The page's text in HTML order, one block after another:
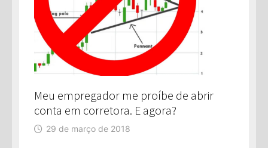
Meu empregador me proíbe de abrir
conta em corretora. E agora?
29 de março de 2018